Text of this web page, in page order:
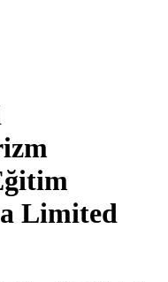
Limited